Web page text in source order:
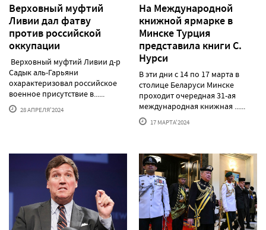
Верховный муфтий
Ливии дал фатву
против российской
оккупации
Верховный муфтий Ливии д-р
Садык аль-Гарьяни
охарактеризовал российское
военное присутствие в......
28 АПРЕЛЯ'2024
На Международной
книжной ярмарке в
Минске Турция
представила книги С.
Нурси
В эти дни с 14 по 17 марта в
столице Беларуси Минске
проходит очередная 31-ая
международная книжная ......
17 МАРТА'2024